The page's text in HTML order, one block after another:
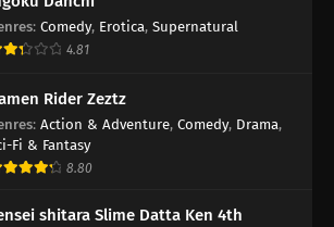
: Comedy, Erotica, Supernatural
4.81
Rider Zeztz
: Action & Adventure, Comedy, Drama,
Fi & Fantasy
8.80
shitara Slime Datta Ken 4th